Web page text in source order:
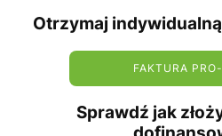
Otrzymaj
FAKTURA
Sprawdź jak